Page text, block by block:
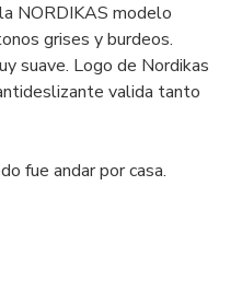
NORDIKAS modelo
grises y burdeos.
suave. Logo de Nordikas
valida tanto
fue andar por casa.